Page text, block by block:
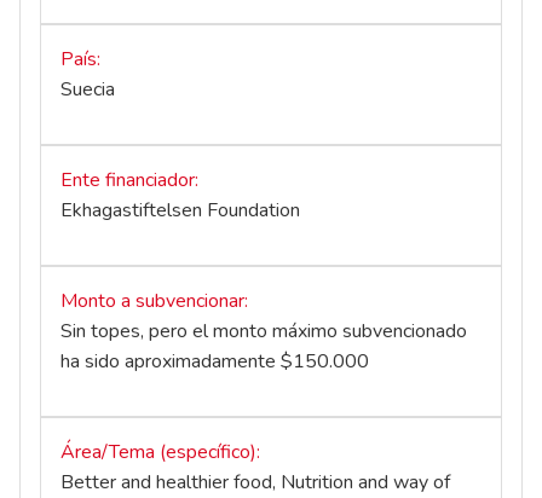
País
Suecia
Ente financiador
Ekhagastiftelsen Foundation
Monto a subvencionar
Sin topes, pero el monto máximo subvencionado
ha sido aproximadamente $150.000
Área/Tema (específico)
Better and healthier food, Nutrition and way of